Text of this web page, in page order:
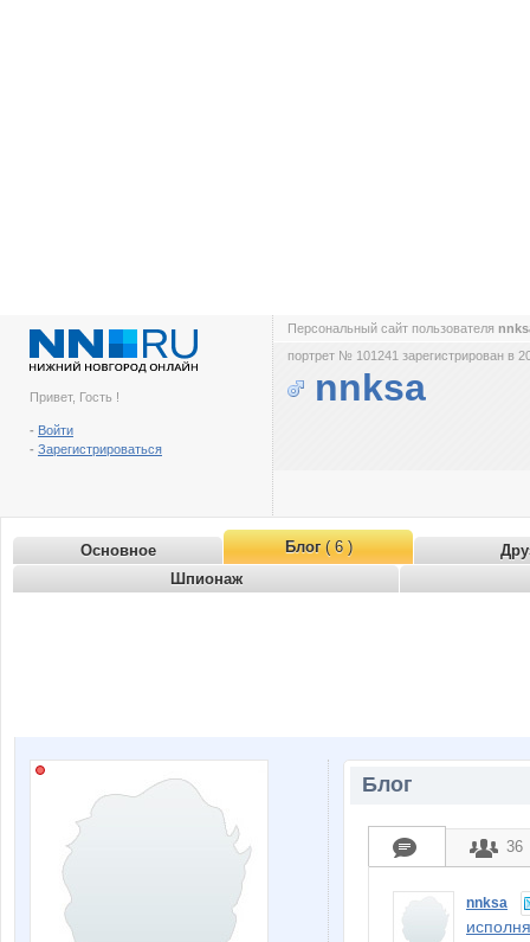
Привет, Гость !
- Войти
- Зарегистрироваться
Персональный сайт пользователя
портрет № 101241 зарегистрирован в
nnksa
Основное Блог( 6 )
Шпионаж
Блог
36
nnksa